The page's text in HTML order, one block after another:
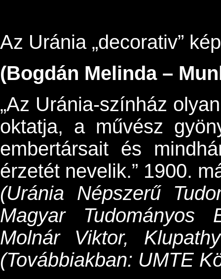
Az Uránia „decorativ”
(Bogdán Melinda –
„Az Uránia-színház
oktatja, a művész
embertársait és
érzetét nevelik.” 1900.
(Uránia Népszerű
Magyar Tudományos
Molnár Viktor,
(Továbbiakban: UMTE